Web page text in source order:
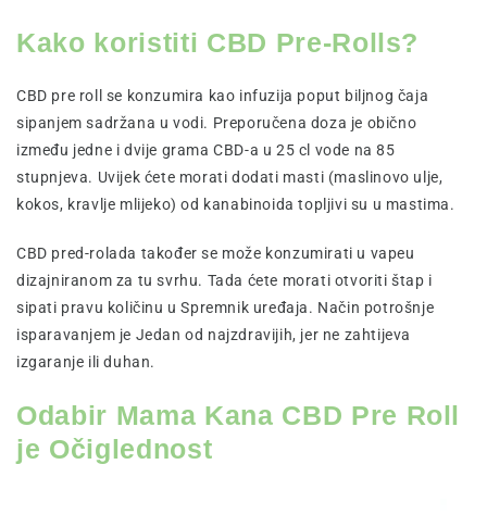
Kako koristiti CBD Pre-Rolls?
CBD pre roll se konzumira kao infuzija poput biljnog čaja
sipanjem sadržana u vodi. Preporučena doza je obično
između jedne i dvije grama CBD-a u 25 cl vode na 85
stupnjeva. Uvijek ćete morati dodati masti (maslinovo ulje,
kokos, kravlje mlijeko) od kanabinoida topljivi su u mastima.
CBD pred-rolada također se može konzumirati u vapeu
dizajniranom za tu svrhu. Tada ćete morati otvoriti štap i
sipati pravu količinu u Spremnik uređaja. Način potrošnje
isparavanjem je Jedan od najzdravijih, jer ne zahtijeva
izgaranje ili duhan.
Odabir Mama Kana CBD Pre Roll
je Očiglednost